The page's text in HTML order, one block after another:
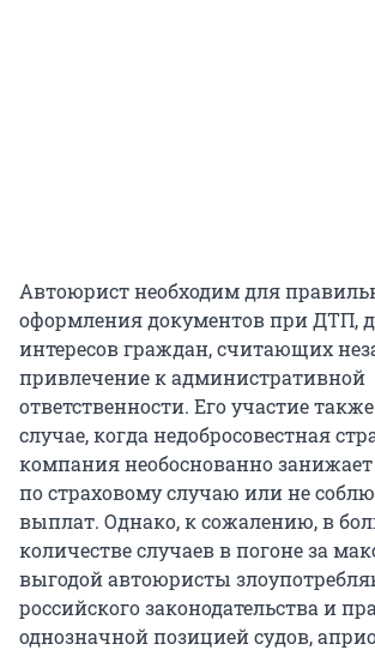
Автоюрист необходим для
оформления документов при ДТП,
интересов граждан, считающих
привлечение к административной
ответственности. Его участие
случае, когда недобросовестная
компания необоснованно
по страховому случаю или не
выплат. Однако, к сожалению, в
количестве случаев в погоне за
выгодой автоюристы
российского законодательства и
однозначной позицией судов,